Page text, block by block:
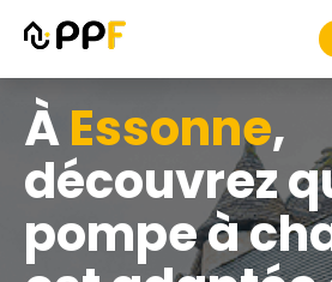
ÀEssonne,
découvrez
pompe à